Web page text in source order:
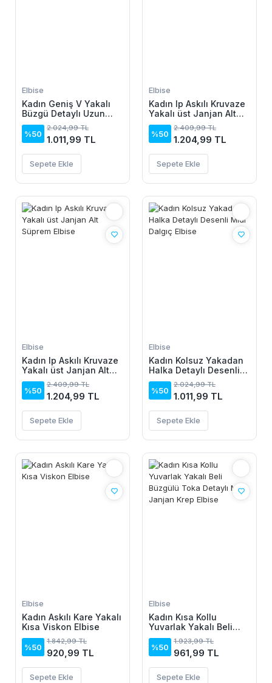
Elbise
Kadın Geniş V Yakalı
Büzgü Detaylı Uzun
Sandy Elbise
%50
2.024,99 TL
1.011,99 TL
Sepete Ekle
Elbise
Kadın Ip Askılı Kruvaze
Yakalı üst Janjan Alt
Süprem Elbise
%50
2.409,99 TL
1.204,99 TL
Sepete Ekle
Elbise
Kadın Ip Askılı Kruvaze
Yakalı üst Janjan Alt
Süprem Elbise
%50
2.409,99 TL
1.204,99 TL
Sepete Ekle
Elbise
Kadın Kolsuz Yakadan
Halka Detaylı Desenli
Midi Dalgıç Elbise
%50
2.024,99 TL
1.011,99 TL
Sepete Ekle
Elbise
Kadın Askılı Kare Yakalı
Kısa Viskon Elbise
%50
1.842,99 TL
920,99 TL
Sepete Ekle
Elbise
Kadın Kısa Kollu
Yuvarlak Yakalı Beli
Büzgülü Toka Detaylı
Midi Janjan Krep Elbise
%50
1.923,99 TL
961,99 TL
Sepete Ekle